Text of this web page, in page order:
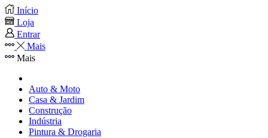
Início
Loja
Entrar
Mais
Mais
Auto & Moto
Casa & Jardim
Construção
Indústria
Pintura & Drogaria